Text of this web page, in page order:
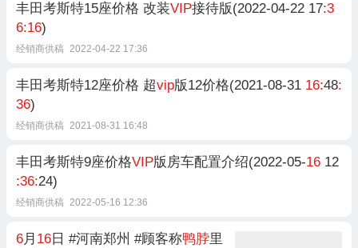
丰田考斯特15座价格 改装VIP接待版(2022-04-22 17:3
6:16)
经销商供稿 2022-04-22 17:36
丰田考斯特12座价格 超vip版12价格(2021-08-31 16:48:
36)
经销商供稿 2021-08-31 16:48
丰田考斯特9座价格VIP版房车配置介绍(2022-05-16 12
:36:24)
经销商供稿 2022-05-16 12:36
6月 16 日 #河南郑州 #顾客称鸭脖里